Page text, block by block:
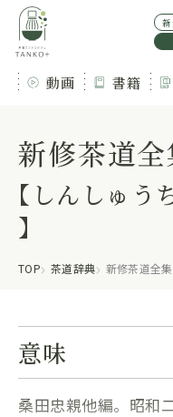
動画 書籍
新修茶道全
【しんしゅう
】
TOP 茶道辞典 新修茶道全集
意味
桑田忠親他編。昭